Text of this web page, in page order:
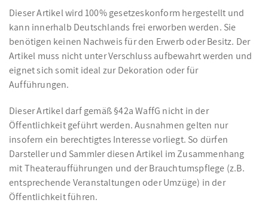
Dieser Artikel wird 100% gesetzeskonform hergestellt und
kann innerhalb Deutschlands frei erworben werden. Sie
benötigen keinen Nachweis für den Erwerb oder Besitz. Der
Artikel muss nicht unter Verschluss aufbewahrt werden und
eignet sich somit ideal zur Dekoration oder für
Aufführungen.
Dieser Artikel darf gemäß §42a WaffG nicht in der
Öffentlichkeit geführt werden. Ausnahmen gelten nur
insofern ein berechtigtes Interesse vorliegt. So dürfen
Darsteller und Sammler diesen Artikel im Zusammenhang
mit Theateraufführungen und der Brauchtumspflege (z.B.
entsprechende Veranstaltungen oder Umzüge) in der
Öffentlichkeit führen.